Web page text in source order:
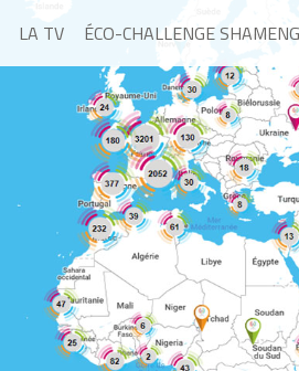
LA TV ÉCO-CHALLENGE